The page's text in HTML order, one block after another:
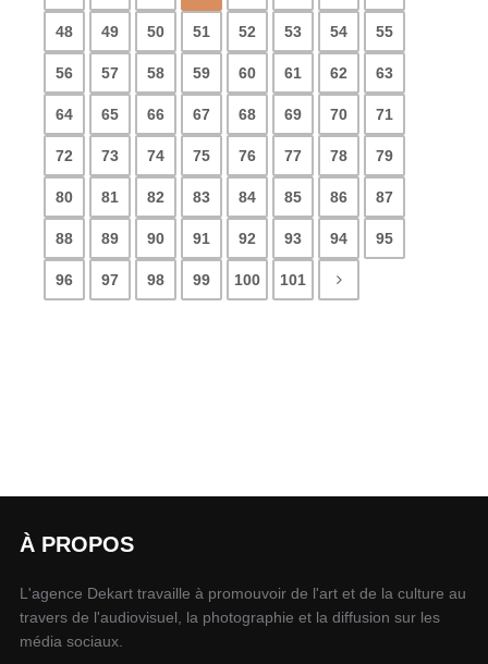
48 49 50 51 52 53 54 55
56 57 58 59 60 61 62 63
64 65 66 67 68 69 70 71
72 73 74 75 76 77 78 79
80 81 82 83 84 85 86 87
88 89 90 91 92 93 94 95
96 97 98 99 100 101
À PROPOS
L'agence Dekart travaille à promouvoir de l'art et de la culture au
travers de l'audiovisuel, la photographie et la diffusion sur les
média sociaux.